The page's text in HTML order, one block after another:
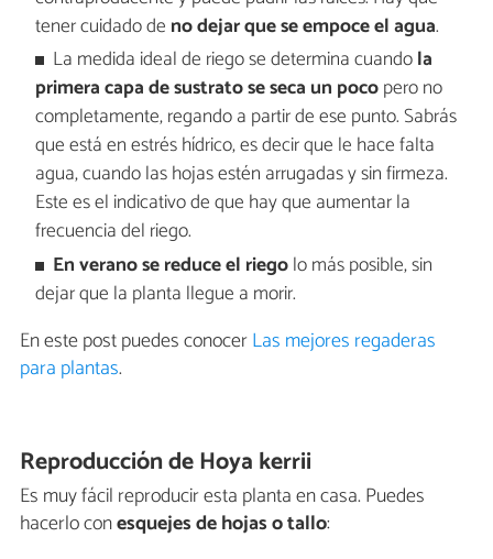
tener cuidado de no dejar que se empoce el agua.
La medida ideal de riego se determina cuandola
primera capa de sustrato se seca un pocopero no
completamente, regando a partir de ese punto. Sabrás
que está en estrés hídrico, es decir que le hace falta
agua, cuando las hojas estén arrugadas y sin firmeza.
Este es el indicativo de que hay que aumentar la
frecuencia del riego.
En verano se reduce el riegolo más posible, sin
dejar que la planta llegue a morir.
En este post puedes conocerLas mejores regaderas
para plantas.
Reproducción de Hoya kerrii
Es muy fácil reproducir esta planta en casa. Puedes
hacerlo conesquejes de hojas o tallo: